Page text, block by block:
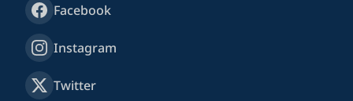
Facebook
Instagram
Twitter